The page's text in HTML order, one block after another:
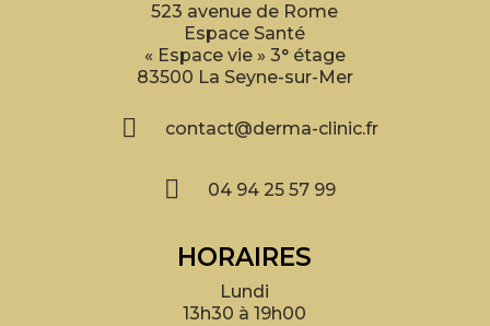
523 avenue de Rome
Espace Santé
« Espace vie » 3° étage
83500 La Seyne-sur-Mer
 contact@derma-clinic.fr
 04 94 25 57 99
HORAIRES
Lundi
13h30 à 19h00